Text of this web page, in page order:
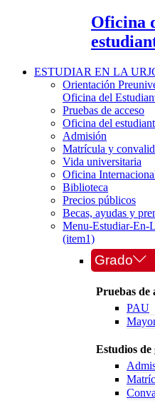
Oficina
ESTUDIAR EN LA
Orientación
Oficina del
Pruebas de acceso
Oficina del
Admisión
Matrícula y
Vida universitaria
Oficina
Biblioteca
Precios públicos
Becas, ayudas y
Menu-Estudiar-En-
(item1)
Grado
Pruebas de
PAU
Estudios de